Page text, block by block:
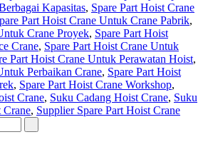
Kapasitas, Spare Part Hoist Crane
Part Hoist Crane Untuk Crane Pabrik,
Crane Proyek, Spare Part Hoist
Crane, Spare Part Hoist Crane Untuk
Part Hoist Crane Untuk Perawatan Hoist,
Perbaikan Crane, Spare Part Hoist
, Spare Part Hoist Crane Workshop,
Crane, Suku Cadang Hoist Crane, Suku
Crane, Supplier Spare Part Hoist Crane